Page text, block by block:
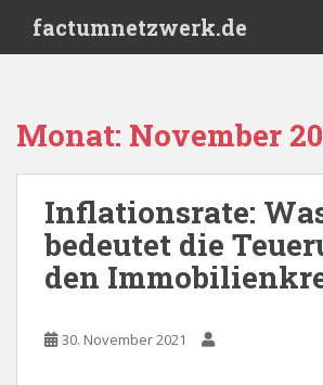
i
factumnetzwerk.de
Monat: November
Inflationsrate:
bedeutet die
den
30. November 2021